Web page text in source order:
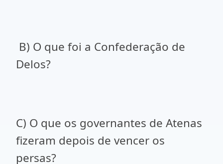
B) O que foi a Confederação de
Delos?
C) O que os governantes de Atenas
fizeram depois de vencer os
persas?